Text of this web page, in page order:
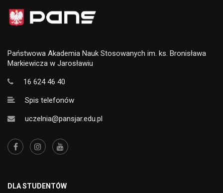
Państwowa Akademia Nauk Stosowanych im. ks. Bronisława
Markiewicza w Jarosławiu
16 624 46 40
Spis telefonów
uczelnia@pansjar.edu.pl
DLA STUDENTÓW